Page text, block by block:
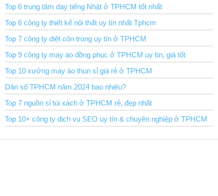
Top 6 trung tâm dạy tiếng Nhật ở TPHCM tốt nhất
Top 6 công ty thiết kế nội thất uy tín nhất Tphcm
Top 7 công ty diệt côn trùng uy tín ở TPHCM
Top 9 công ty may áo đồng phục ở TPHCM uy tín, giá tốt
Top 10 xưởng may áo thun sỉ giá rẻ ở TPHCM
Dân số TPHCM năm 2024 bao nhiêu?
Top 7 nguồn sỉ túi xách ở TPHCM rẻ, đẹp nhất
Top 10+ công ty dịch vụ SEO uy tín & chuyên nghiệp ở TPHCM